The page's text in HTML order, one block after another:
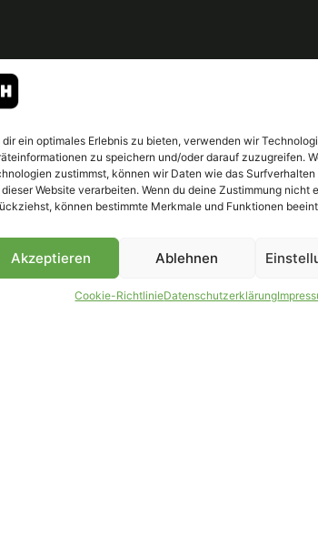
dir ein optimales Erlebnis zu bieten, verwenden wir
zu speichern und/oder darauf zuzugreifen.
zustimmst, können wir Daten wie das
Website verarbeiten. Wenn du deine Zustimmung nicht
können bestimmte Merkmale und Funktionen
Akzeptieren Ablehnen
Cookie-RichtlinieDatenschutzerklärung